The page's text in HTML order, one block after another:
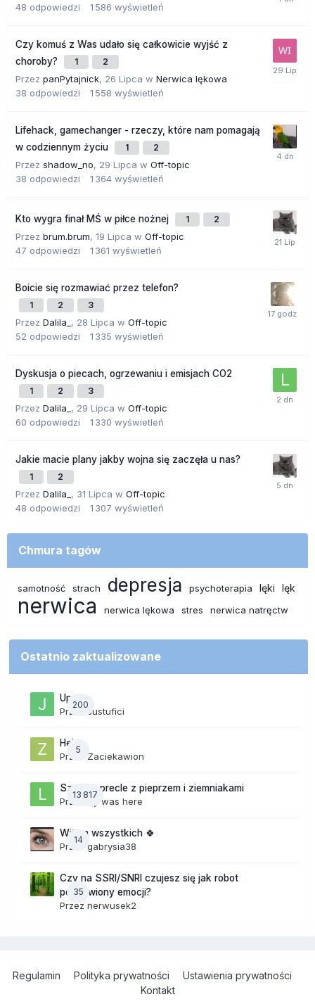
48 odpowiedzi 1 586 wyświetleń
Czy komuś z Was udało się całkowicie wyjść z
choroby?
1 2
Przez panPytajnick, 26 Lipca w Nerwica lękowa
38 odpowiedzi 1 558 wyświetleń
Lifehack, gamechanger - rzeczy, które nam pomagają
w codziennym życiu
1 2
Przez shadow_no, 29 Lipca w Off-topic
38 odpowiedzi 1 364 wyświetleń
Kto wygra finał MŚ w piłce nożnej 1 2
Przez brum.brum, 19 Lipca w Off-topic
47 odpowiedzi 1 361 wyświetleń
Boicie się rozmawiać przez telefon?
1 2 3
Przez Dalila_ , 28 Lipca w Off-topic
52 odpowiedzi 1 335 wyświetleń
Dyskusja o piecach, ogrzewaniu i emisjach CO2
1 2 3
Przez Dalila_ , 29 Lipca w Off-topic
60 odpowiedzi 1 330 wyświetleń
Jakie macie plany jakby wojna się zaczęła u nas?
1 2
Przez Dalila_ , 31 Lipca w Off-topic
48 odpowiedzi 1 307 wyświetleń
Chmura tagów
samotność strach depresja psychoterapia lęki lęk
nerwica nerwica lękowa stres nerwica natręctw
Ostatnio zaktualizowane
200
Upały
PrzezJustufici
5
Hej
Przez Zaciekawion
13 817
Szalone precle z pieprzem i ziemniakami
Przez lily was here
14
Witam wszystkich 🍀
Przez gabrysia38
35
Czy na SSRI/SNRI czujesz się jak robot
pozbawiony emocji?
Przez nerwusek2
Regulamin Polityka prywatności
Ustawienia prywatności
Kontakt